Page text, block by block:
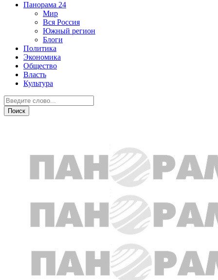
Панорама 24
Мир
Вся Россия
Южный регион
Блоги
Политика
Экономика
Общество
Власть
Культура